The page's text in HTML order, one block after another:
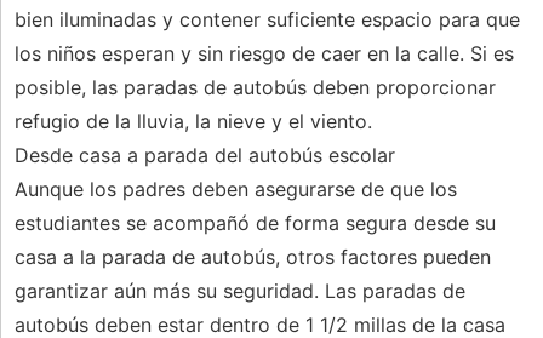
bien iluminadas y contener suficiente espacio para que
los niños esperan y sin riesgo de caer en la calle. Si es
posible, las paradas de autobús deben proporcionar
refugio de la lluvia, la nieve y el viento.
Desde casa a parada del autobús escolar
Aunque los padres deben asegurarse de que los
estudiantes se acompañó de forma segura desde su
casa a la parada de autobús, otros factores pueden
garantizar aún más su seguridad. Las paradas de
autobús deben estar dentro de 1 1/2 millas de la casa